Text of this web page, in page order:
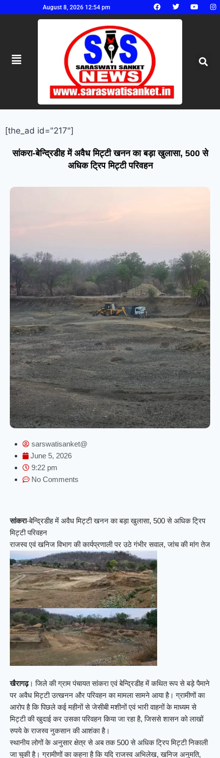
August 8, 2026 12:54 pm
[the_ad id="217"]
सांकरा-बेन्द्रिडीह में अवैध मिट्टी खनन का बड़ा खुलासा, 500 से
अधिक ट्रिप मिट्टी परिवहन
sarswatisanket@
June 5, 2026
9:22 pm
No Comments
सांकरा-बेन्द्रिडीह में अवैध मिट्टी खनन का बड़ा खुलासा, 500 से अधिक ट्रिप
मिट्टी परिवहन
राजस्व एवं खनिज विभाग की कार्यप्रणाली पर उठे गंभीर सवाल, जांच की मांग तेज
खैरागढ़। जिले की ग्राम पंचायत सांकरा एवं बेन्द्रिडीह में कथित रूप से बड़े पैमाने
पर अवैध मिट्टी उत्खनन और परिवहन का मामला सामने आया है। ग्रामीणों का
आरोप है कि पिछले कई महीनों से जेसीबी मशीनों एवं भारी वाहनों के माध्यम से
मिट्टी की खुदाई कर उसका परिवहन किया जा रहा है, जिससे शासन को लाखों
रुपये के राजस्व नुकसान की आशंका है।
स्थानीय लोगों के अनुसार क्षेत्र से अब तक 500 से अधिक ट्रिप मिट्टी निकाली
जा चुकी है। ग्रामीणों का कहना है कि यदि राजस्व अभिलेख, खनिज अनुमति,